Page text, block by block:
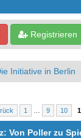
Registrieren
Initiative in Berlin
1 9 10
- 5 im
Von Poller zu